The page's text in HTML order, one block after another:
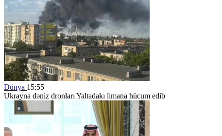
Dünya 15:55
Ukrayna dəniz dronları Yaltadakı limana hücum edib